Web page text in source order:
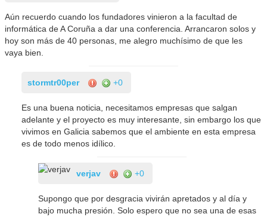
Aún recuerdo cuando los fundadores vinieron a la facultad de
informática de A Coruña a dar una conferencia. Arrancaron solos y
hoy son más de 40 personas, me alegro muchísimo de que les
vaya bien.
stormtr00per +0
Es una buena noticia, necesitamos empresas que salgan
adelante y el proyecto es muy interesante, sin embargo los que
vivimos en Galicia sabemos que el ambiente en esta empresa
es de todo menos idílico.
verjav +0
Supongo que por desgracia vivirán apretados y al día y
bajo mucha presión. Solo espero que no sea una de esas